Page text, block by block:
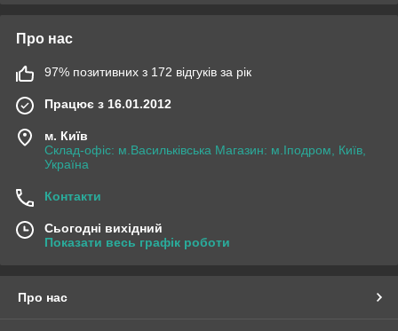
Про нас
97% позитивних з 172 відгуків за рік
Працює з 16.01.2012
м. Київ
Склад-офіс: м.Васильківська Магазин: м.Іподром, Київ,
Україна
Контакти
Сьогодні вихідний
Показати весь графік роботи
Про нас